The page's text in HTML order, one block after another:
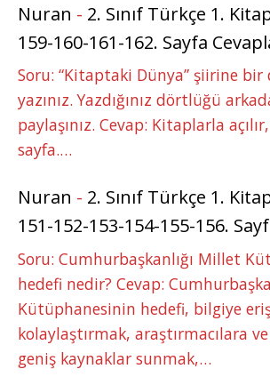
Nuran - 2. Sınıf Türkçe 1.
159-160-161-162. Sayfa
Soru: “Kitaptaki Dünya” şiirine
yazınız. Yazdığınız dörtlüğü
paylaşınız. Cevap: Kitaplarla
sayfa.…
Nuran - 2. Sınıf Türkçe 1.
151-152-153-154-155-156.
Soru: Cumhurbaşkanlığı Millet
hedefi nedir? Cevap:
Kütüphanesinin hedefi, bilgiye
kolaylaştırmak, araştırmacılara
geniş kaynaklar sunmak,…